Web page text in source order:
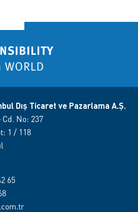
Dış Ticaret ve Pazarlama A.Ş.
No: 237
1 / 118
65